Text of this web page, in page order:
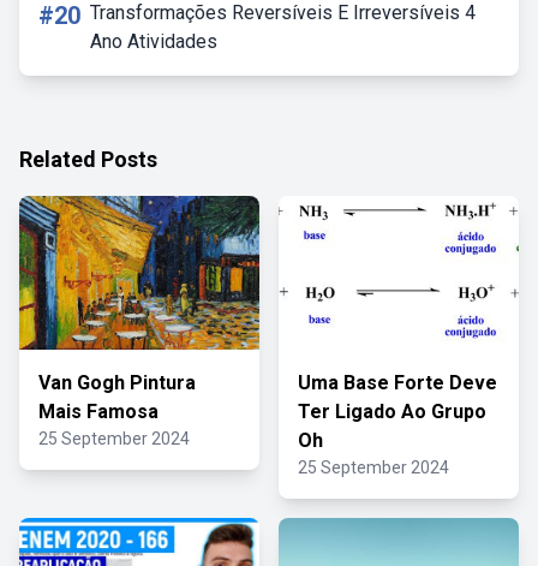
#20 Transformações Reversíveis E Irreversíveis 4
Ano Atividades
Related Posts
Van Gogh Pintura
Mais Famosa
25 September 2024
Uma Base Forte Deve
Ter Ligado Ao Grupo
Oh
25 September 2024